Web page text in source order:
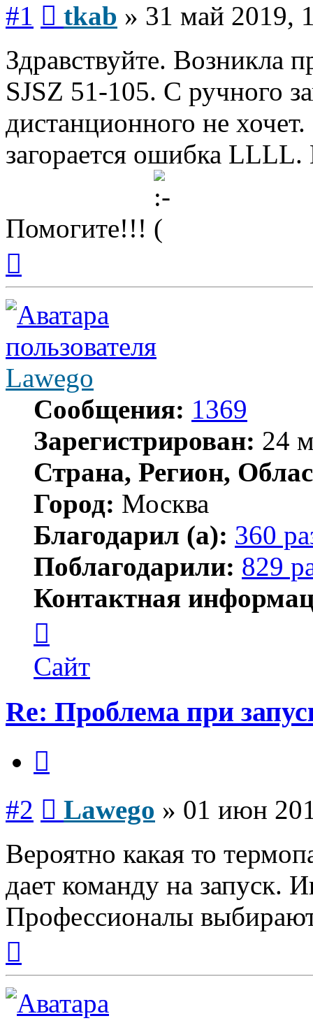
#1 tkab » 31 май 2019,
Здравствуйте. Возникла
SJSZ 51-105. С ручного
дистанционного не
загорается ошибка
Помогите!!!
началу
Lawego
Сообщения: 1369
Зарегистрирован: 24
Страна, Регион,
Город: Москва
Благодарил (а): 360
Поблагодарили: 829
Контактная
пользователя
Lawego
Сайт
Re: Проблема при
#2 Lawego » 01 июн
Вероятно какая то
дает команду на запуск.
Профессионалы
началу